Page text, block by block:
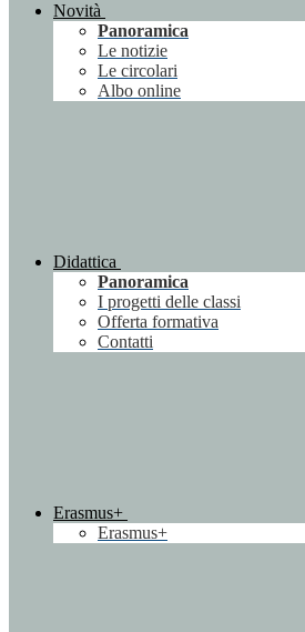
Novità
Panoramica
Le notizie
Le circolari
Albo online
Didattica
Panoramica
I progetti delle classi
Offerta formativa
Contatti
Erasmus+
Erasmus+